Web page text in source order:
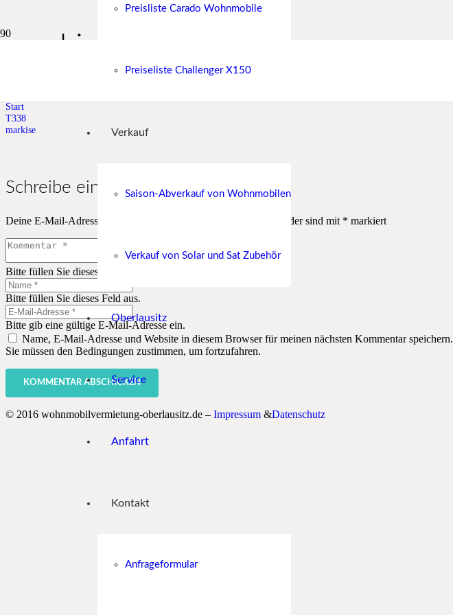
Preisliste Carado Wohnmobile
Preiseliste Challenger X150
Verkauf
Saison-Abverkauf von Wohnmobilen
Verkauf von Solar und Sat Zubehör
Oberlausitz
Service
Anfahrt
Kontakt
Anfrageformular
markise
Start
T338
markise
Schreibe einen Kommentar
Deine E-Mail-Adresse wird nicht veröffentlicht. Erforderliche Felder sind mit * markiert
Bitte füllen Sie dieses Feld aus.
Bitte füllen Sie dieses Feld aus.
Bitte gib eine gültige E-Mail-Adresse ein.
Name, E-Mail-Adresse und Website in diesem Browser für meinen nächsten Kommentar speichern.
Sie müssen den Bedingungen zustimmen, um fortzufahren.
KOMMENTAR ABSCHICKEN
© 2016 wohnmobilvermietung-oberlausitz.de – Impressum &Datenschutz